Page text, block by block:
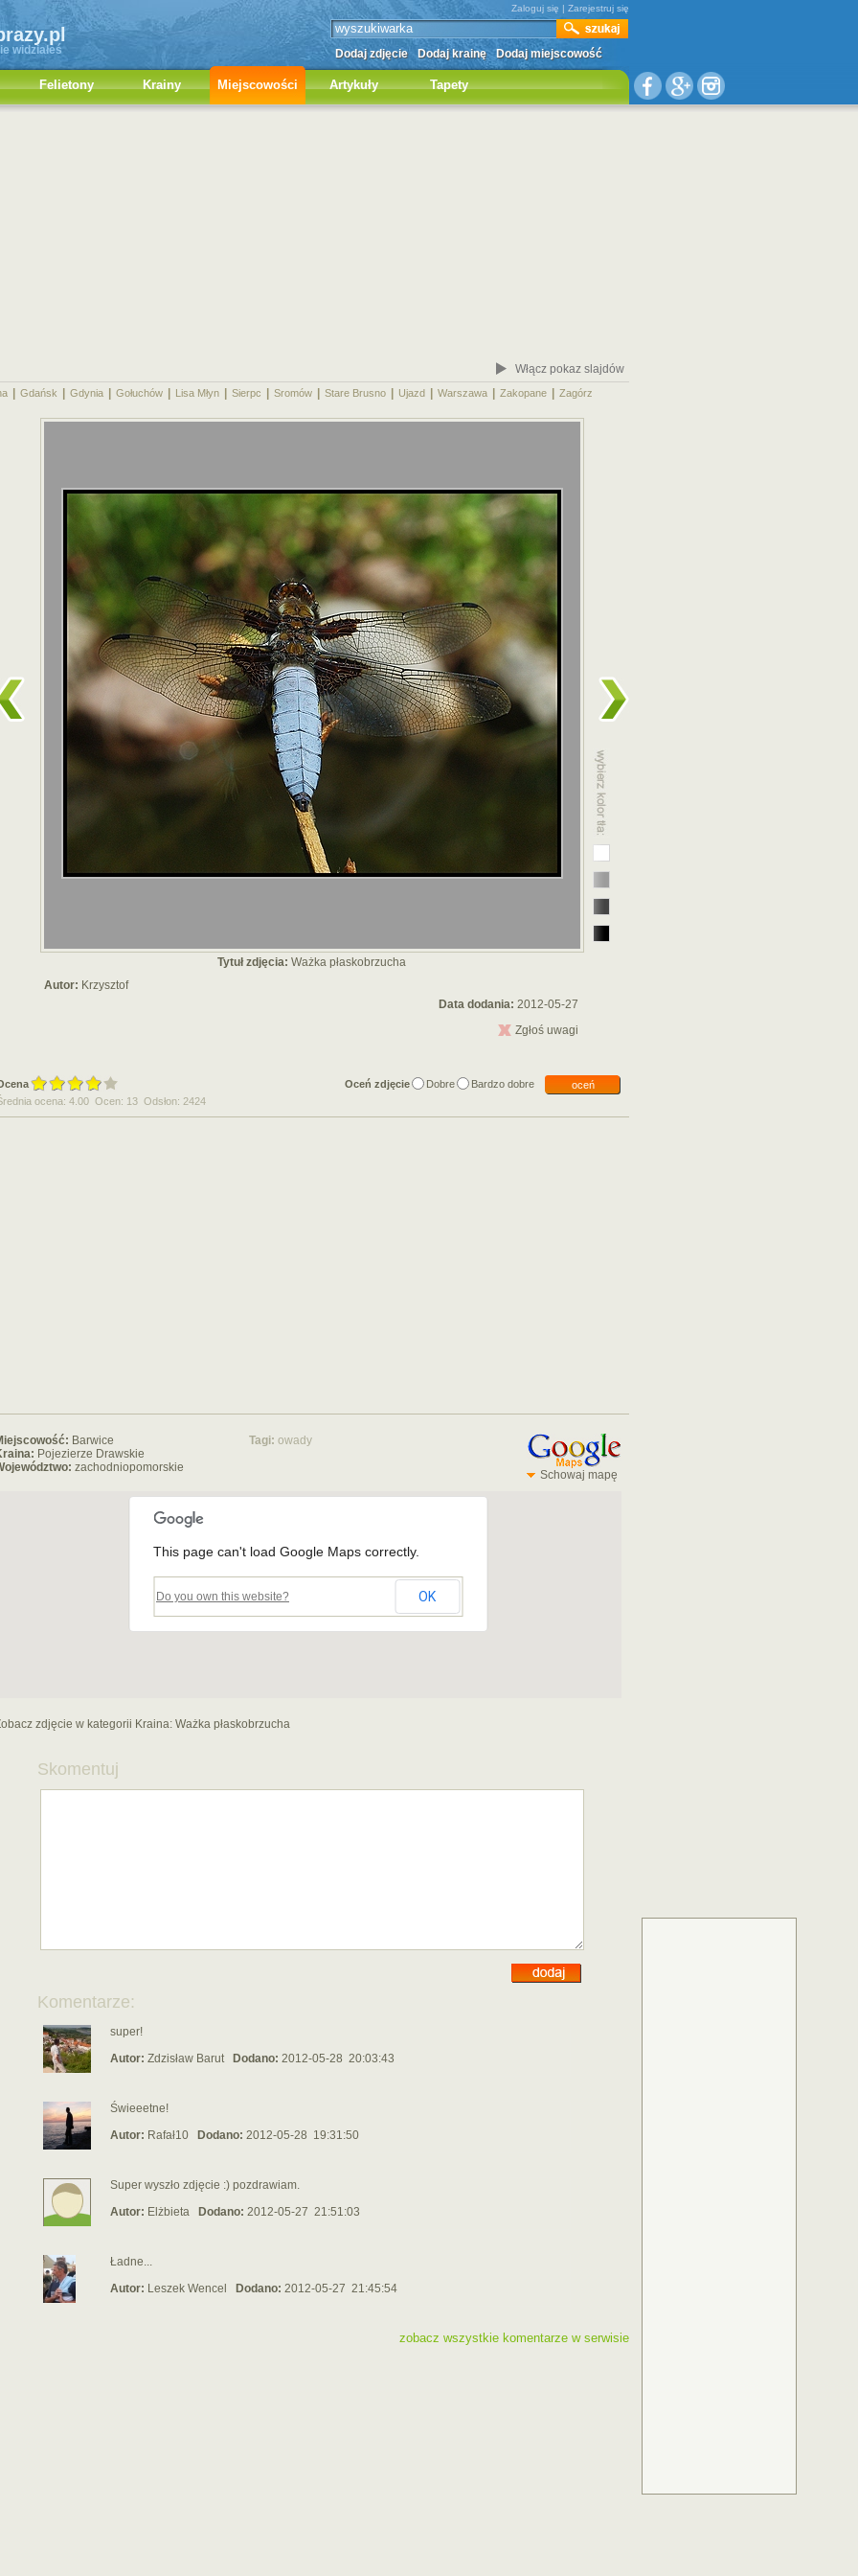
widziałeś
Zaloguj się | Zarejestruj się
Dodaj zdjęcie Dodaj krainę Dodaj miejscowość
Felietony Krainy Miejscowości Artykuły Tapety
Włącz pokaz slajdów
Gdańsk Gdynia Gołuchów Lisa Młyn Sierpc Sromów Stare Brusno Ujazd Warszawa Zakopane Zagórz
Tytuł zdjęcia: Ważka płaskobrzucha
Autor: Krzysztof
Data dodania: 2012-05-27
Zgłoś uwagi
Oceń zdjęcie Dobre Bardzo dobre
oceń
ocena: 4.00 Ocen: 13 Odsłon: 2424
Barwice
Pojezierze Drawskie
zachodniopomorskie
Tagi: owady
Schowaj mapę
This page can't load Google Maps correctly.
Do you own this website? OK
zdjęcie w kategorii Kraina: Ważka płaskobrzucha
Skomentuj
Komentarze:
super!
Autor: Zdzisław Barut Dodano: 2012-05-28 20:03:43
Świeeetne!
Autor: Rafał10 Dodano: 2012-05-28 19:31:50
Super wyszło zdjęcie :) pozdrawiam.
Autor: Elżbieta Dodano: 2012-05-27 21:51:03
Ładne...
Autor: Leszek Wencel Dodano: 2012-05-27 21:45:54
zobacz wszystkie komentarze w serwisie